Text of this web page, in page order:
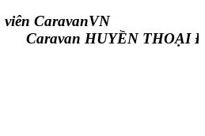
CaravanVN
Caravan HUYỀN THOẠI